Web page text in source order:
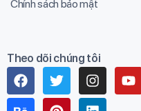
Chính sách bảo mật
Theo dõi chúng tôi